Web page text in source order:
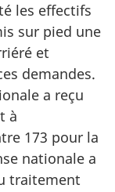
les effectifs
sur pied une
et
demandes.
a reçu
à
173 pour la
nationale a
traitement